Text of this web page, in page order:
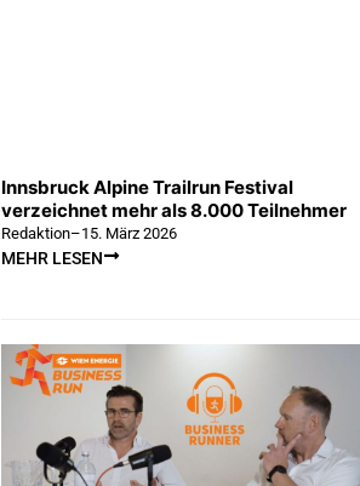
Innsbruck Alpine Trailrun Festival
verzeichnet mehr als 8.000 Teilnehmer
Redaktion–15. März 2026
MEHR LESEN